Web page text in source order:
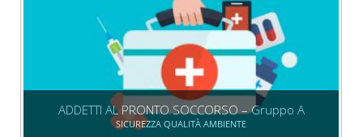
ADDETTI AL PRONTO SOCCORSO – Gruppo A
SICUREZZA QUALITÀ AMBIENTE